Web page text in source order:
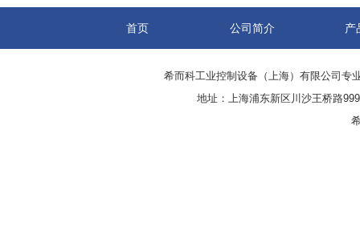
首页 公司简介 产
希而科工业控制设备（上海）有限公司专
地址：上海浦东新区川沙王桥路